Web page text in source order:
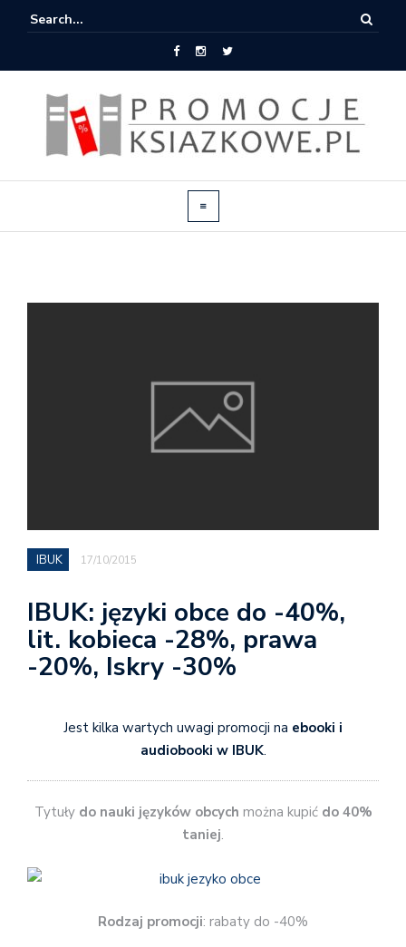
IBUK 17/10/2015
IBUK: języki obce do -40%,
lit. kobieca -28%, prawa
-20%, Iskry -30%
Jest kilka wartych uwagi promocji na ebooki i
audiobooki w IBUK.
Tytuły do nauki języków obcych można kupić do 40%
taniej.
Rodzaj promocji: rabaty do -40%